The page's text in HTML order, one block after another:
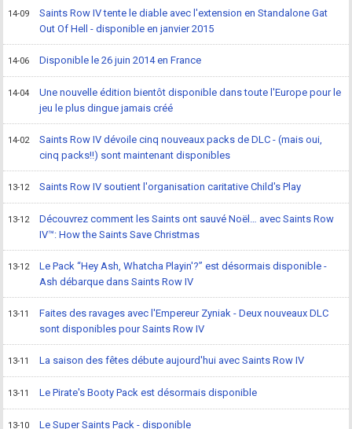
14-09
Saints Row IV tente le diable avec l'extension en Standalone Gat
Out Of Hell - disponible en janvier 2015
14-06 Disponible le 26 juin 2014 en France
14-04
Une nouvelle édition bientôt disponible dans toute l'Europe pour le
jeu le plus dingue jamais créé
14-02
Saints Row IV dévoile cinq nouveaux packs de DLC - (mais oui,
cinq packs!!) sont maintenant disponibles
13-12 Saints Row IV soutient l'organisation caritative Child's Play
13-12
Découvrez comment les Saints ont sauvé Noël… avec Saints Row
IV™: How the Saints Save Christmas
13-12
Le Pack “Hey Ash, Whatcha Playin'?” est désormais disponible -
Ash débarque dans Saints Row IV
13-11
Faites des ravages avec l'Empereur Zyniak - Deux nouveaux DLC
sont disponibles pour Saints Row IV
13-11 La saison des fêtes débute aujourd'hui avec Saints Row IV
13-11 Le Pirate's Booty Pack est désormais disponible
13-10 Le Super Saints Pack - disponible